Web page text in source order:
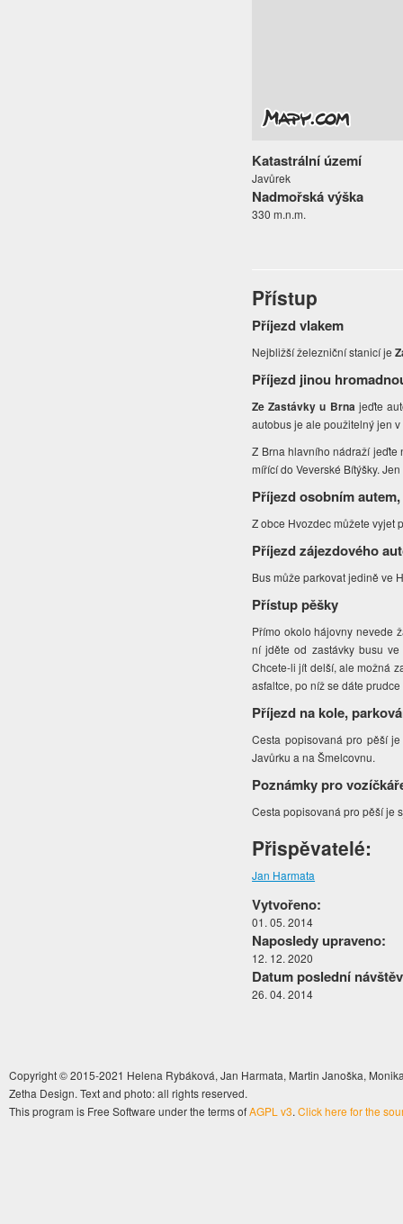
Katastrální území
Javůrek
Nadmořská výška
330 m.n.m.
Přístup
Příjezd vlakem
Nejbližší železniční stanicí je
Příjezd jinou
Ze Zastávky u Brna jeďte
autobus je ale použitelný jen
Z Brna hlavního nádraží jeďte
mířící do Veverské Bítýšky.
Příjezd osobním
Z obce Hvozdec můžete vyjet
Příjezd zájezdového
Bus může parkovat jedině ve
Přístup pěšky
Přímo okolo hájovny nevede
ní jděte od zastávky busu
Chcete-li jít delší, ale možná
asfaltce, po níž se dáte
Příjezd na kole,
Cesta popisovaná pro pěší
Javůrku a na Šmelcovnu.
Poznámky pro
Cesta popisovaná pro pěší je
Přispěvatelé:
Jan Harmata
Vytvořeno:
01. 05. 2014
Naposledy upraveno:
12. 12. 2020
Datum poslední
26. 04. 2014
Copyright © 2015-2021 Helena Rybáková, Jan Harmata, Martin Janoška,
Zetha Design. Text and photo: all rights reserved.
This program is Free Software under the terms ofAGPL v3. Click here for the